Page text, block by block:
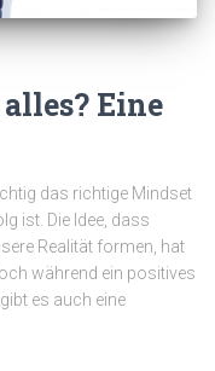
Eine
das richtige Mindset
ist. Die Idee, dass
Realität formen, hat
während ein positives
es auch eine